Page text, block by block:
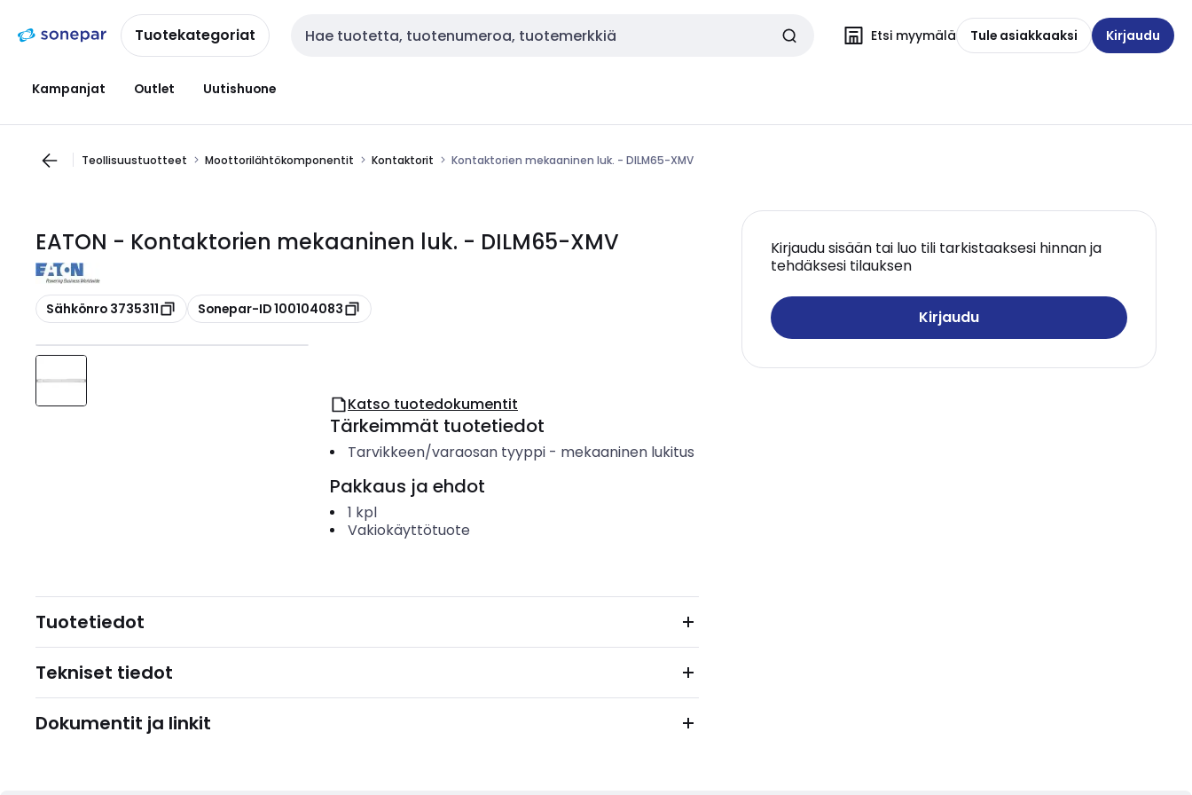
navigointiinsisältöönTuotekategoriat Haku Etsi myymälä Tule asiakkaaksi Kirjaudu
Kampanjat Outlet Uutishuone
Teollisuustuotteet Moottorilähtökomponentit Kontaktorit Kontaktorien mekaaninen luk. - DILM65-XMV
EATON - Kontaktorien mekaaninen luk. - DILM65-XMV
Kopioi
Sähkönro 3735311 Kopioi
Sonepar-ID 100104083
Kirjaudu sisään tai luo tili tarkistaaksesi hinnan ja
tehdäksesi tilauksen
Kirjaudu
Katso tuotedokumentit
Tärkeimmät tuotetiedot
Tarvikkeen/varaosan tyyppi- mekaaninen lukitus
Pakkaus ja ehdot
1 kpl
Vakiokäyttötuote
Tuotetiedot
Tekniset tiedot
Dokumentit ja linkit